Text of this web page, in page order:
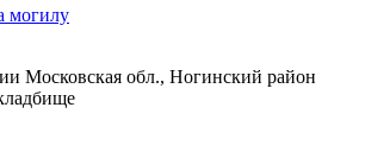
могилу
Московская обл., Ногинский район